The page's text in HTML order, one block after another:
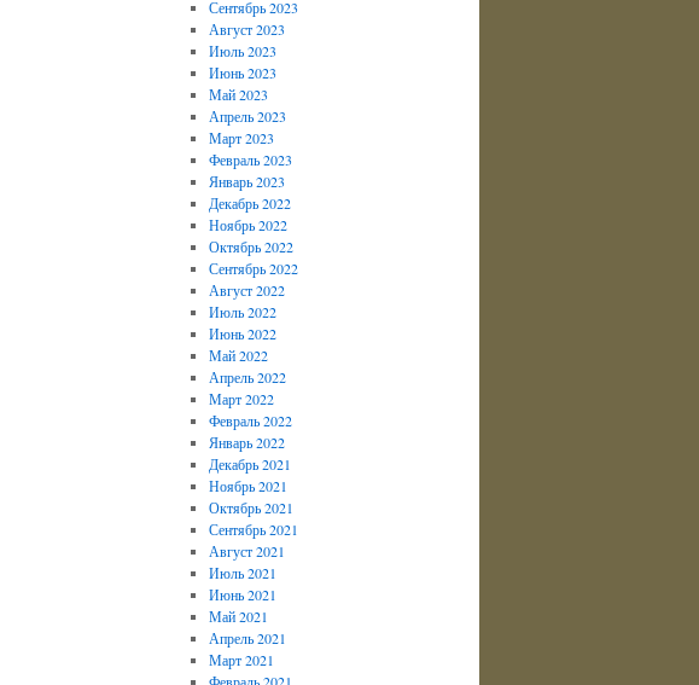
Сентябрь 2023
Август 2023
Июль 2023
Июнь 2023
Май 2023
Апрель 2023
Март 2023
Февраль 2023
Январь 2023
Декабрь 2022
Ноябрь 2022
Октябрь 2022
Сентябрь 2022
Август 2022
Июль 2022
Июнь 2022
Май 2022
Апрель 2022
Март 2022
Февраль 2022
Январь 2022
Декабрь 2021
Ноябрь 2021
Октябрь 2021
Сентябрь 2021
Август 2021
Июль 2021
Июнь 2021
Май 2021
Апрель 2021
Март 2021
Февраль 2021